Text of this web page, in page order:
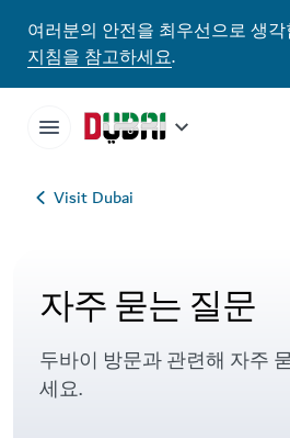
여러분의 안전을 최우선으로 생
지침을 참고하세요.
Visit Dubai
자주 묻는 질문
두바이 방문과 관련해 자주
세요.